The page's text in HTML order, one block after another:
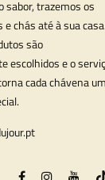
sabor, trazemos os
chás até à sua casa.
são
escolhidos e o
cada chávena um